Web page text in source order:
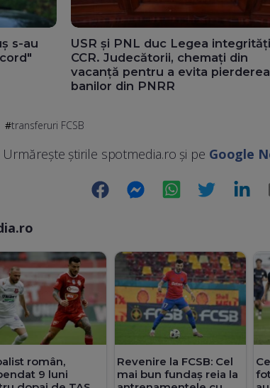
s-au
USR și PNL duc Legea
CCR. Judecătorii, chemați din
vacanță pentru a evita pierderea
banilor din PNRR
transferuri FCSB
Urmărește știrile spotmedia.ro și pe Google
Facebook Messenger WhatsApp Twitter
român,
9 luni
Revenire la FCSB: Cel
mai bun fundaș reia la